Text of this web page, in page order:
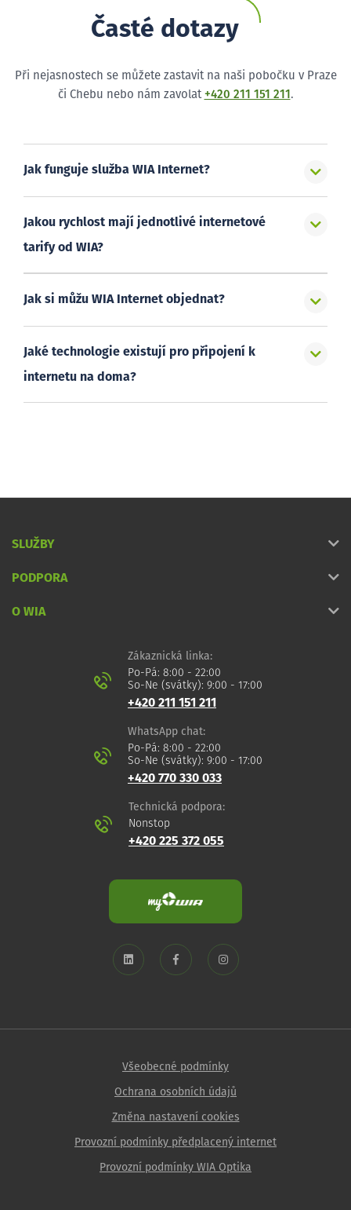
Časté dotazy
Při nejasnostech se můžete zastavit na naši pobočku v Praze
či Chebu nebo nám zavolat +420 211 151 211 .
Jak funguje služba WIA Internet?
Jakou rychlost mají jednotlivé internetové
tarify od WIA?
Jak si můžu WIA Internet objednat?
Jaké technologie existují pro připojení k
internetu na doma?
SLUŽBY
PODPORA
O WIA
Zákaznická linka:
Po-Pá: 8:00 - 22:00
So-Ne (svátky): 9:00 - 17:00
+420 211 151 211
WhatsApp chat:
Po-Pá: 8:00 - 22:00
So-Ne (svátky): 9:00 - 17:00
+420 770 330 033
Technická podpora:
Nonstop
+420 225 372 055
Všeobecné podmínky
Ochrana osobních údajů
Změna nastavení cookies
Provozní podmínky předplacený internet
Provozní podmínky WIA Optika